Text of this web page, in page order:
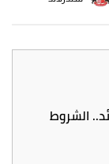
2026 بدون فوائد.. الشروط